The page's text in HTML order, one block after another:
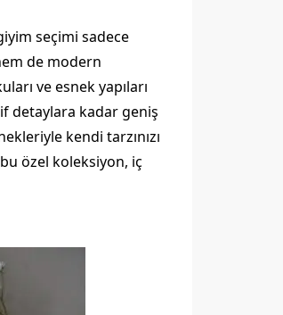
seçimi sadece
de modern
ve esnek yapıları
detaylara kadar geniş
kendi tarzınızı
özel koleksiyon, iç